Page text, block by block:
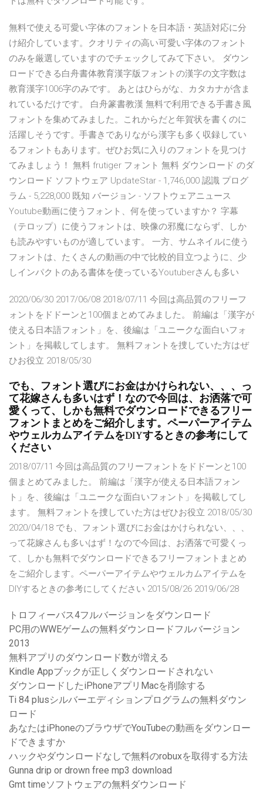
無料で使える可愛い字体のフォントを日本語・英語対応に分
け紹介しています。クオリティの高い可愛い字体のフォント
のみを厳選していますのでチェックしてみて下さい。 ダウン
ロードできる白舟書体教育漢字版フォントの漢字の文字数は
教育漢字1006字のみです。 あとはひらがな、カタカナが含ま
れているだけです。 白舟篆書教漢 無料で利用できる手書き風
フォントを集めてみました。これからだと年賀状を書くのに
活躍しそうです。手書きでありながら漢字も多く収録してい
るフォントもあります。ぜひお気に入りのフォントを見つけ
てみましょう！ 無料 frutiger フォント 無料 ダウンロード のダ
ウンロード ソフトウェア UpdateStar - 1,746,000 認識 プログ
ラム - 5,228,000 既知 バージョン - ソフトウェアニュース
Youtube動画に使うフォント、何を使っていますか？ 字幕
（テロップ）に使うフォントは、映像の邪魔にならず、しか
も読みやすいものが適しています。 一方、サムネイルに使う
フォントは、たくさんの動画の中で比較的目立つように、少
しインパクトのある書体を使っているYoutuberさんも多い
2020/06/30 2017/06/08 2018/07/11 今回は高品質のフリーフ
ォントをドドーンと100個まとめてみました。 前編は「漢字が
使える日本語フォント」を、後編は「ユニークな面白いフォ
ント」を掲載してします。 無料フォントを捜していた方はぜ
ひお役立 2018/05/30
でも、フォント選びにお金はかけられない、、、っ
て花嫁さんも多いはず！なので今回は、お洒落で可
愛くって、しかも無料でダウンロードできるフリー
フォントまとめをご紹介します。ペーパーアイテム
やウェルカムアイテムをDIYするときの参考にして
ください
2018/07/11 今回は高品質のフリーフォントをドドーンと100
個まとめてみました。 前編は「漢字が使える日本語フォン
ト」を、後編は「ユニークな面白いフォント」を掲載してし
ます。 無料フォントを捜していた方はぜひお役立 2018/05/30
2020/04/18 でも、フォント選びにお金はかけられない、、、
って花嫁さんも多いはず！なので今回は、お洒落で可愛くっ
て、しかも無料でダウンロードできるフリーフォントまとめ
をご紹介します。ペーパーアイテムやウェルカムアイテムを
DIYするときの参考にしてください 2015/08/26 2019/06/28
トロフィーバス4フルバージョンをダウンロード
PC用のWWEゲームの無料ダウンロードフルバージョン
2013
無料アプリのダウンロード数が増える
Kindle Appブックが正しくダウンロードされない
ダウンロードしたiPhoneアプリMacを削除する
Ti 84 plusシルバーエディションプログラムの無料ダウン
ロード
あなたはiPhoneのブラウザでYouTubeの動画をダウンロー
ドできますか
ハックやダウンロードなしで無料のrobuxを取得する方法
Gunna drip or drown free mp3 download
Gmt timeソフトウェアの無料ダウンロード